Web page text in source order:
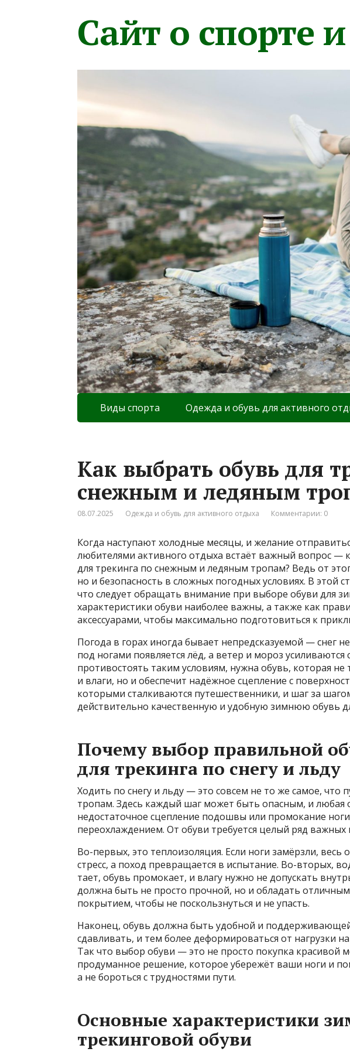
Сайт о спорте
Виды спорта Одежда и обувь для активного
Как выбрать обувь для
снежным и ледяным
08.07.2025 Одежда и обувь для активного отдыха Комментарии: 0
Когда наступают холодные месяцы, и желание
любителями активного отдыха встаёт важный вопрос —
для трекинга по снежным и ледяным тропам? Ведь от
но и безопасность в сложных погодных условиях. В этой
что следует обращать внимание при выборе обуви для
характеристики обуви наиболее важны, а также как
аксессуарами, чтобы максимально подготовиться к
Погода в горах иногда бывает непредсказуемой — снег
под ногами появляется лёд, а ветер и мороз
противостоять таким условиям, нужна обувь, которая
и влаги, но и обеспечит надёжное сцепление с
которыми сталкиваются путешественники, и шаг за
действительно качественную и удобную зимнюю обувь
Почему выбор правильной
для трекинга по снегу и льду
Ходить по снегу и льду — это совсем не то же самое, что
тропам. Здесь каждый шаг может быть опасным, и
недостаточное сцепление подошвы или промокание
переохлаждением. От обуви требуется целый ряд важных
Во-первых, это теплоизоляция. Если ноги замёрзли,
стресс, а поход превращается в испытание. Во-вторых,
тает, обувь промокает, и влагу нужно не допускать
должна быть не просто прочной, но и обладать
покрытием, чтобы не поскользнуться и не упасть.
Наконец, обувь должна быть удобной и
сдавливать, и тем более деформироваться от нагрузки
Так что выбор обуви — это не просто покупка красивой
продуманное решение, которое убережёт ваши ноги и
а не бороться с трудностями пути.
Основные характеристики
трекинговой обуви